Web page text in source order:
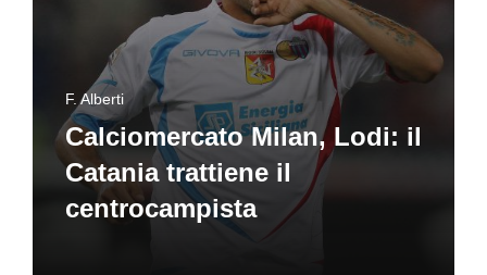
F. Alberti
Calciomercato Milan, Lodi: il
Catania trattiene il
centrocampista